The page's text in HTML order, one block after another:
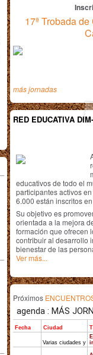
17ª Trobada
más jornadas
RED EDUCATIVA
educativos de todo el
participantes activos
6.000 están inscritos
Su objetivo es
orientada a la mejora
formación que ofrecen
contribuir al desarrollo
bienestar de las
Ver más...
Próximos